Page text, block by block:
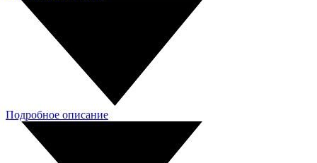
Подробное описание